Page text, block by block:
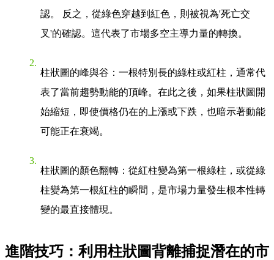
認。 反之，從綠色穿越到紅色，則被視為'死亡交
叉'的確認。這代表了市場多空主導力量的轉換。
柱狀圖的峰與谷 ：一根特別長的綠柱或紅柱，通常代
表了當前趨勢動能的頂峰。在此之後，如果柱狀圖開
始縮短，即使價格仍在的上漲或下跌，也暗示著動能
可能正在衰竭。
柱狀圖的顏色翻轉 ：從紅柱變為第一根綠柱，或從綠
柱變為第一根紅柱的瞬間，是市場力量發生根本性轉
變的最直接體現。
進階技巧：利用柱狀圖背離捕捉潛在的市